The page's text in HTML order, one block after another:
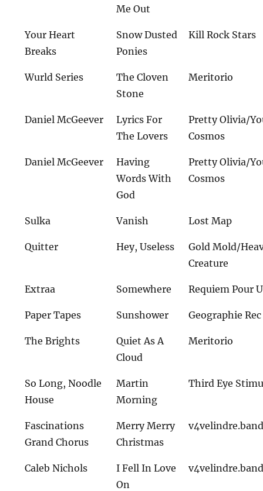
Me Out
Your Heart
Breaks
Snow Dusted
Ponies
Kill Rock Stars
Wurld Series
The Cloven
Stone
Meritorio
Daniel McGeever
Lyrics For
The Lovers
Pretty Olivia/
Cosmos
Daniel McGeever
Having
Words With
God
Pretty Olivia/
Cosmos
Sulka Vanish Lost Map
Quitter Hey, Useless
Gold Mold/
Creature
Extraa Somewhere Requiem Pour
Paper Tapes Sunshower Geographie Rec
The Brights
Quiet As A
Cloud
Meritorio
So Long, Noodle
House
Martin
Morning
Third Eye
Fascinations
Grand Chorus
Merry Merry
Christmas
Caleb Nichols
I Fell In Love
On